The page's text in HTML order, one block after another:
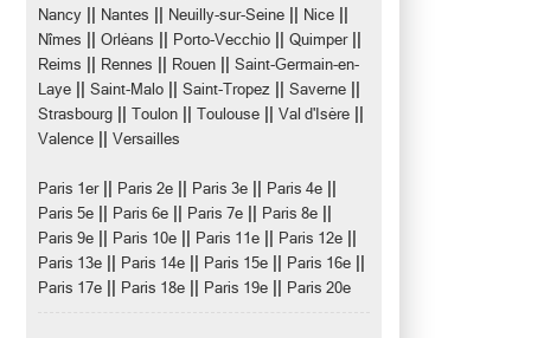
Nancy Nantes Neuilly-sur-Seine Nice
Nîmes Orléans Porto-Vecchio Quimper||
Reims Rennes Rouen
Saint-Germain-en-
Laye
Saint-Malo Saint-Tropez Saverne
Strasbourg Toulon Toulouse Val d'Isère
Valence Versailles
Paris 1er|| Paris 2e Paris 3e Paris 4e
Paris 5e Paris 6e Paris 7e Paris 8e
Paris 9e Paris 10e Paris 11e Paris 12e
Paris 13e Paris 14e Paris 15e Paris 16e
Paris 17e Paris 18e Paris 19e Paris 20e